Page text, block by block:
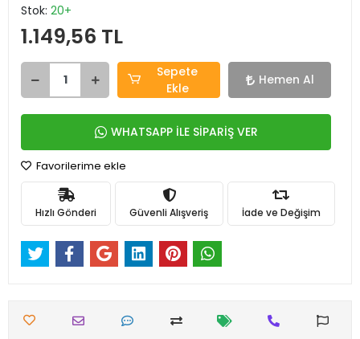
Stok: 20+
1.149,56 TL
Sepete
Ekle
Hemen Al
WHATSAPP İLE SİPARİŞ VER
Favorilerime ekle
Hızlı Gönderi Güvenli Alışveriş İade ve Değişim